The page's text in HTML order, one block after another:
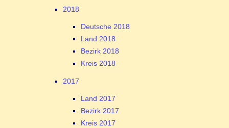
2018
Deutsche 2018
Land 2018
Bezirk 2018
Kreis 2018
2017
Land 2017
Bezirk 2017
Kreis 2017